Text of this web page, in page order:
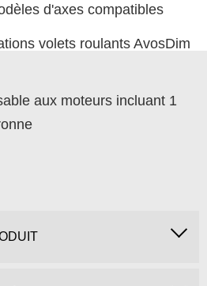
d'axes compatibles
volets roulants AvosDim
aux moteurs incluant 1